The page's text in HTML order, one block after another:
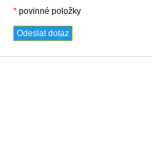
* povinné položky